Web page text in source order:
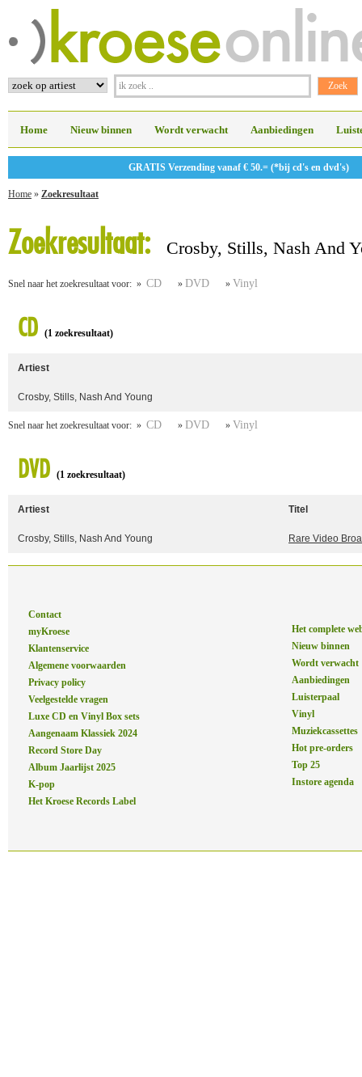
Home Nieuw binnen Wordt verwacht Aanbiedingen
GRATIS Verzending vanaf € 50.= (*bij cd's en dvd's)
Home » Zoekresultaat
Zoekresultaat: Crosby, Stills, Nash And
Snel naar het zoekresultaat voor: » CD » DVD » Vinyl
CD (1 zoekresultaat)
Artiest
Crosby, Stills, Nash And Young
Snel naar het zoekresultaat voor: » CD » DVD » Vinyl
DVD (1 zoekresultaat)
Artiest Titel
Crosby, Stills, Nash And Young Rare Video
Contact
myKroese
Klantenservice
Algemene voorwaarden
Privacy policy
Veelgestelde vragen
Luxe CD en Vinyl Box sets
Aangenaam Klassiek 2024
Record Store Day
Album Jaarlijst 2025
K-pop
Het Kroese Records Label
Het complete
Nieuw binnen
Wordt verwacht
Aanbiedingen
Luisterpaal
Vinyl
Muziekcassettes
Hot pre-orders
Top 25
Instore agenda